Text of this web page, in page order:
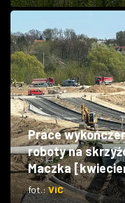
Prace
roboty na
Maczka
fot.:ViC